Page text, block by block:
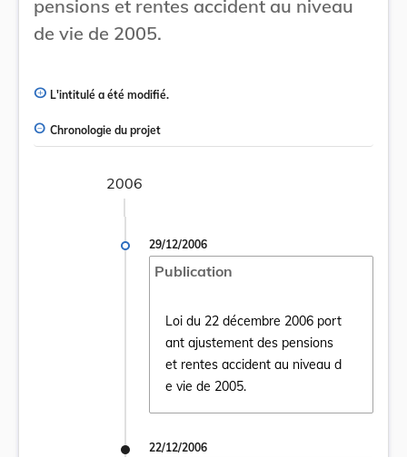
pensions et rentes accident au niveau
de vie de 2005.
L'intitulé a été modifié.
Chronologie du projet
2006
29/12/2006
Publication
Loi du 22 décembre 2006 port
ant ajustement des pensions
et rentes accident au niveau d
e vie de 2005.
Ouvrir le document Loi du 22 décembre
22/12/2006